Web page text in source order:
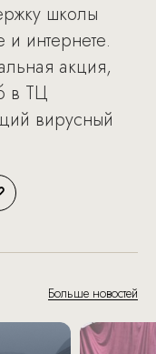
школы
интернете.
акция,
в ТЦ
вирусный
Больше новостей